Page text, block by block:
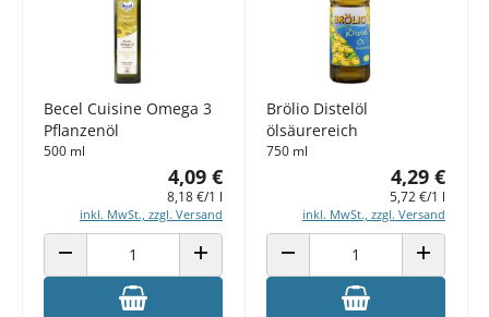
Becel Cuisine Omega 3
Pflanzenöl
500 ml
4,09 €
8,18 €/1 l
inkl. MwSt., zzgl. Versand
ANZAHL VERRINGERN ANZAHL ERHÖHEN
Brölio Distelöl
ölsäurereich
750 ml
4,29 €
5,72 €/1 l
inkl. MwSt., zzgl. Versand
ANZAHL VERRINGERN ANZAHL